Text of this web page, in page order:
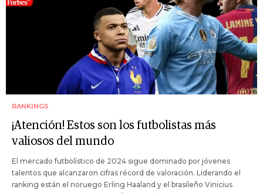
RANKINGS
¡Atención! Estos son los futbolistas más
valiosos del mundo
El mercado futbolístico de 2024 sigue dominado por jóvenes
talentos que alcanzaron cifras récord de valoración. Liderando el
ranking están el noruego Erling Haaland y el brasileño Vinicius